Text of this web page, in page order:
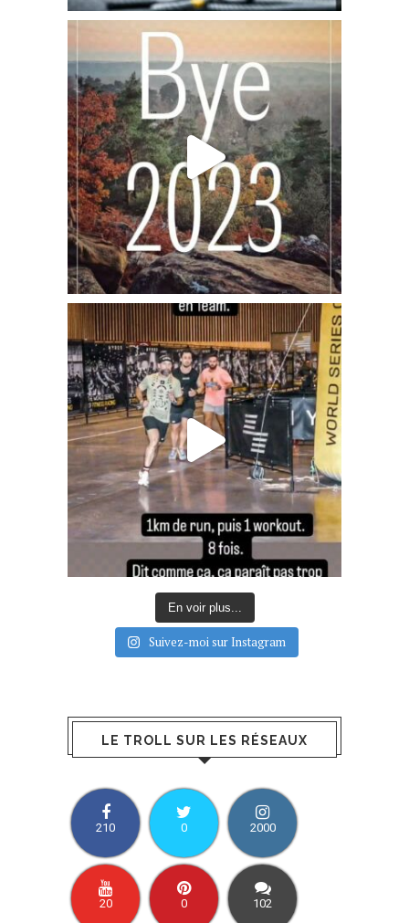
En voir plus...
Suivez-moi sur Instagram
LE TROLL SUR LES RÉSEAUX
210 0 2000
20 0 102